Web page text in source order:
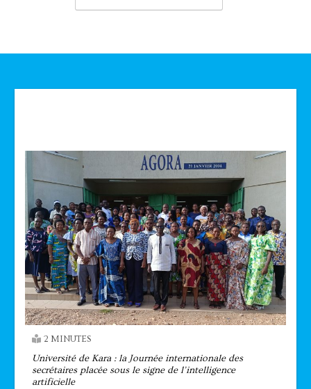
2 MINUTES
Université de Kara : la Journée internationale des
secrétaires placée sous le signe de l’intelligence
artificielle